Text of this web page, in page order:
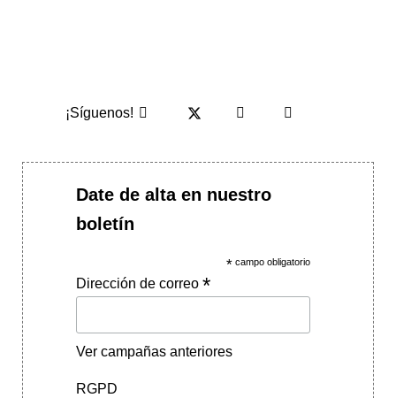
¡Síguenos!
Date de alta en nuestro
boletín
* campo obligatorio
Dirección de correo *
Ver campañas anteriores
RGPD